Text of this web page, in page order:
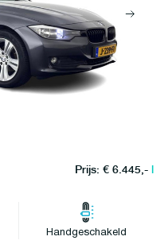
Prijs: € 6.445,-l
Handgeschakeld